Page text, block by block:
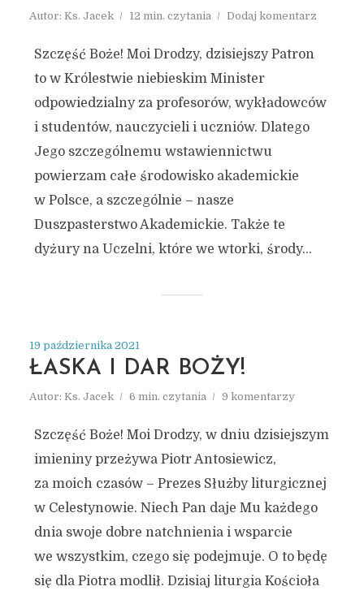
Autor: Ks. Jacek 12 min. czytania Dodaj komentarz
Szczęść Boże! Moi Drodzy, dzisiejszy Patron
to w Królestwie niebieskim Minister
odpowiedzialny za profesorów, wykładowców
i studentów, nauczycieli i uczniów. Dlatego
Jego szczególnemu wstawiennictwu
powierzam całe środowisko akademickie
w Polsce, a szczególnie – nasze
Duszpasterstwo Akademickie. Także te
dyżury na Uczelni, które we wtorki, środy...
19 października 2021
ŁASKA I DAR BOŻY!
Autor: Ks. Jacek 6 min. czytania 9 komentarzy
Szczęść Boże! Moi Drodzy, w dniu dzisiejszym
imieniny przeżywa Piotr Antosiewicz,
za moich czasów – Prezes Służby liturgicznej
w Celestynowie. Niech Pan daje Mu każdego
dnia swoje dobre natchnienia i wsparcie
we wszystkim, czego się podejmuje. O to będę
się dla Piotra modlił. Dzisiaj liturgia Kościoła